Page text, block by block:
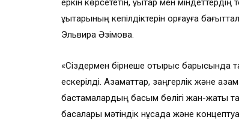
еркін көрсететін, құқықтар мен
құқықтарының кепілдіктерін қорғауға
Эльвира Әзімова.
«Сіздермен бірнеше отырыс барысында
ескерілді. Азаматтар, заңгерлік және
бастамалардың басым бөлігі жан-жақты
басқалары мәтіндік нұсқада және